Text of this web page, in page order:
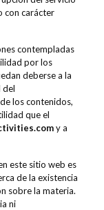
con carácter
contempladas
por los
deberse a la
del
los contenidos,
que el
y a
este sitio web es
de la existencia
sobre la materia.
ni